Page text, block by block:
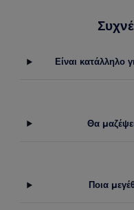
Είναι κατάλληλο
Θα
Ποια